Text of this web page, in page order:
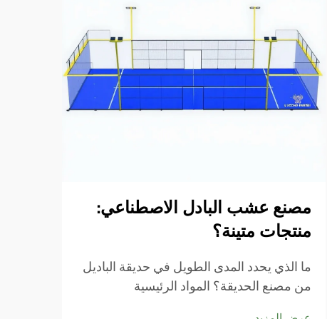
مصنع عشب البادل الاصطناعي:
منتجات متينة؟
ما الذي يحدد المدى الطويل في حديقة الباديل
من مصنع الحديقة؟ المواد الرئيسية